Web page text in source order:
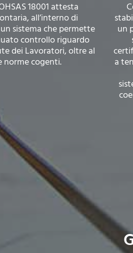
18001 attesta
all’interno di
sistema che permette
controllo riguardo
dei Lavoratori, oltre al
norme cogenti.
un
a